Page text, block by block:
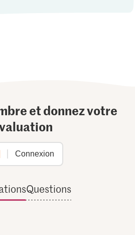
et donnez votre
Connexion
Questions